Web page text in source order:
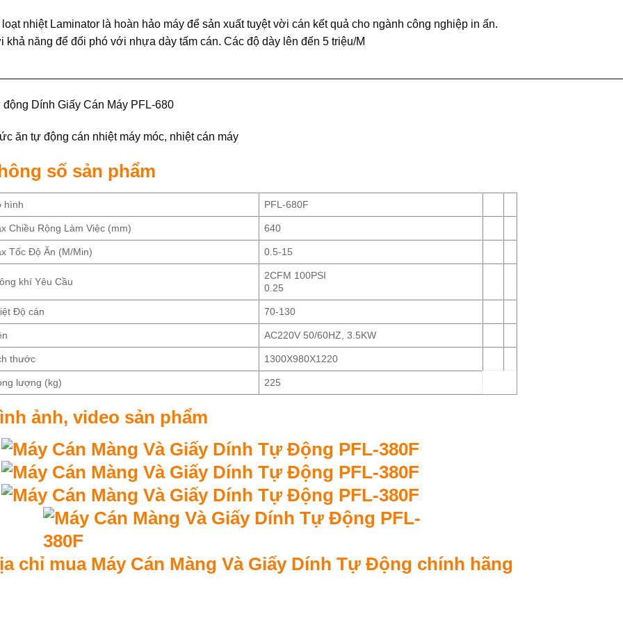
loạt nhiệt Laminator là hoàn hảo máy để sản xuất tuyệt vời cán kết quả cho ngành công nghiệp in ấn.
khả năng để đối phó với nhựa dày tấm cán. Các độ dày lên đến 5 triệu/M
động Dính Giấy Cán Máy PFL-680
ăn tự động cán nhiệt máy móc, nhiệt cán máy
số sản phẩm
hình PFL-680F
Chiều Rộng Làm Việc (mm) 640
Tốc Độ Ăn (M/Min) 0.5-15
khí Yêu Cầu
2CFM 100PSI
0.25
Độ cán 70-130
AC220V 50/60HZ, 3.5KW
thước 1300X980X1220
lượng (kg) 225
ảnh, video sản phẩm
chỉ mua Máy Cán Màng Và Giấy Dính Tự Động chính hãng